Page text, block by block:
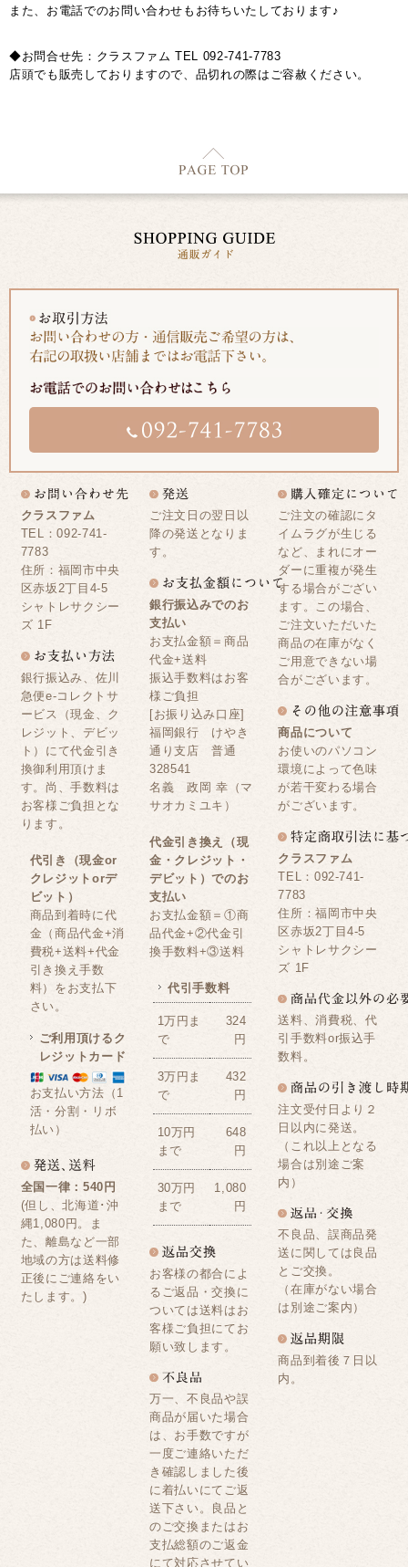
また、お電話でのお問い合わせもお待ちいたしております♪
◆お問合せ先：クラスファム TEL 092-741-7783
店頭でも販売しておりますので、品切れの際はご容赦ください。
クラスファム
TEL：092-741-
7783
住所：福岡市中央
区赤坂2丁目4-5
シャトレサクシー
ズ 1F
銀行振込み、佐川
急便e-コレクトサ
ービス（現金、ク
レジット、デビッ
ト）にて代金引き
換御利用頂けま
す。尚、手数料は
お客様ご負担とな
ります。
代引き（現金or
クレジットorデ
ビット）
商品到着時に代
金（商品代金+消
費税+送料+代金
引き換え手数
料）をお支払下
さい。
ご利用頂けるク
レジットカード
お支払い方法（1
活・分割・リボ
払い）
全国一律：540円
(但し、北海道･沖
縄1,080円。ま
た、離島など一部
地域の方は送料修
正後にご連絡をい
たします。)
ご注文日の翌日以
降の発送となりま
す。
銀行振込みでのお
支払い
お支払金額＝商品
代金+送料
振込手数料はお客
様ご負担
[お振り込み口座]
福岡銀行 けやき
通り支店 普通
328541
名義 政岡 幸（マ
サオカミユキ）
代金引き換え（現
金・クレジット・
デビット）でのお
支払い
お支払金額＝①商
品代金+②代金引
換手数料+③送料
代引手数料
1万円ま
で
324
円
3万円ま
で
432
円
10万円
まで
648
円
30万円
まで
1,080
円
お客様の都合によ
るご返品・交換に
ついては送料はお
客様ご負担にてお
願い致します。
万一、不良品や誤
商品が届いた場合
は、お手数ですが
一度ご連絡いただ
き確認しました後
に着払いにてご返
送下さい。良品と
のご交換またはお
支払総額のご返金
にて対応させてい
ご注文の確認にタ
イムラグが生じる
など、まれにオー
ダーに重複が発生
する場合がござい
ます。この場合、
ご注文いただいた
商品の在庫がなく
ご用意できない場
合がございます。
商品について
お使いのパソコン
環境によって色味
が若干変わる場合
がございます。
クラスファム
TEL：092-741-
7783
住所：福岡市中央
区赤坂2丁目4-5
シャトレサクシー
ズ 1F
送料、消費税、代
引手数料or振込手
数料。
注文受付日より２
日以内に発送。
（これ以上となる
場合は別途ご案
内）
不良品、誤商品発
送に関しては良品
とご交換。
（在庫がない場合
は別途ご案内）
商品到着後７日以
内。